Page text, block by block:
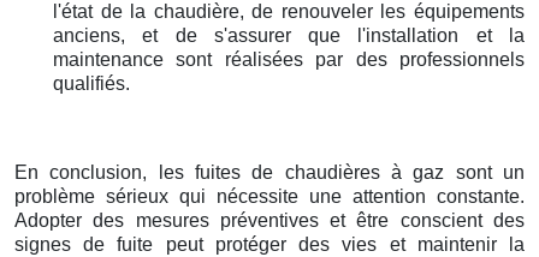
l'état de la chaudière, de renouveler les équipements
anciens, et de s'assurer que l'installation et la
maintenance sont réalisées par des professionnels
qualifiés.
En conclusion, les fuites de chaudières à gaz sont un
problème sérieux qui nécessite une attention constante.
Adopter des mesures préventives et être conscient des
signes de fuite peut protéger des vies et maintenir la